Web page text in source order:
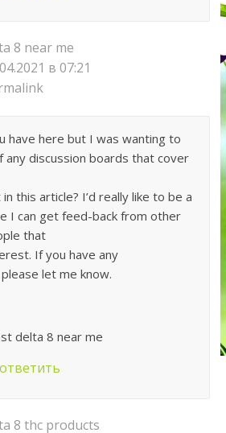
8 near me
в 07:21
have here but I was wanting to
any discussion boards that cover
this article? I’d really like to be a
I can get feed-back from other
that
If you have any
let me know.
delta 8 near me
8 thc products